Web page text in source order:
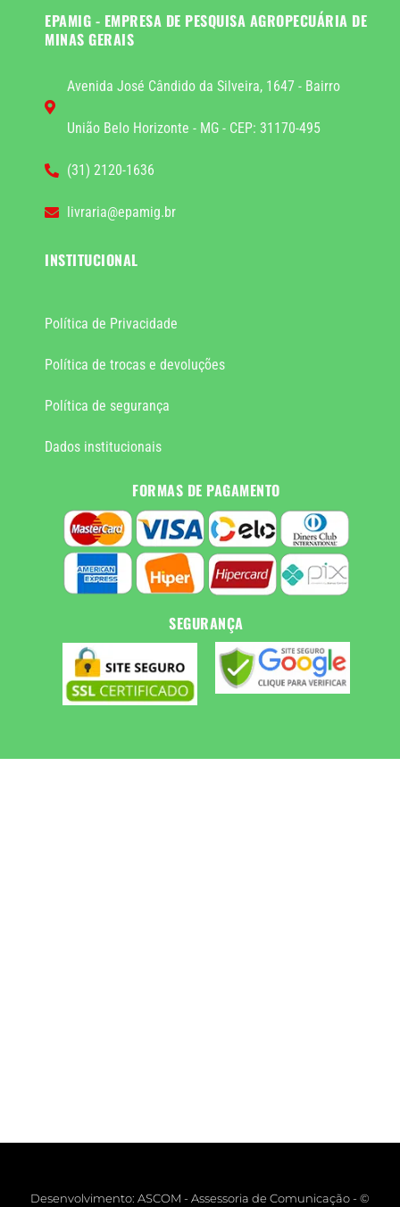
EPAMIG - EMPRESA DE PESQUISA AGROPECUÁRIA DE
MINAS GERAIS
Avenida José Cândido da Silveira, 1647 - Bairro
União Belo Horizonte - MG - CEP: 31170-495
(31) 2120-1636
livraria@epamig.br
INSTITUCIONAL
Política de Privacidade
Política de trocas e devoluções
Política de segurança
Dados institucionais
FORMAS DE PAGAMENTO
SEGURANÇA
Desenvolvimento: ASCOM - Assessoria de Comunicação - ©